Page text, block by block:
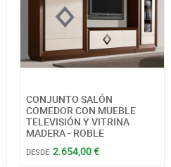
CONJUNTO SALÓN
COMEDOR CON MUEBLE
TELEVISIÓN Y VITRINA
MADERA - ROBLE
DESDE 2.654,00 €